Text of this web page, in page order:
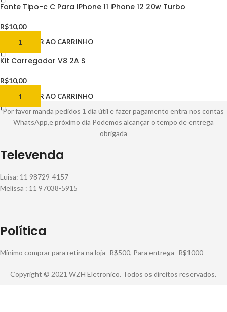
Fonte Tipo-c C Para IPhone 11 iPhone 12 20w Turbo
R$10,00
ADICIONAR AO CARRINHO
Kit Carregador V8 2A S
R$10,00
ADICIONAR AO CARRINHO
Por favor manda pedidos 1 dia útil e fazer pagamento entra nos contas
WhatsApp,e próximo dia Podemos alcançar o tempo de entrega
obrigada
Televenda
Luisa: 11 98729-4157
Melissa : 11 97038-5915
Política
Mínimo comprar para retira na loja–R$500, Para entrega–R$1000
Copyright © 2021 WZH Eletronico. Todos os direitos reservados.